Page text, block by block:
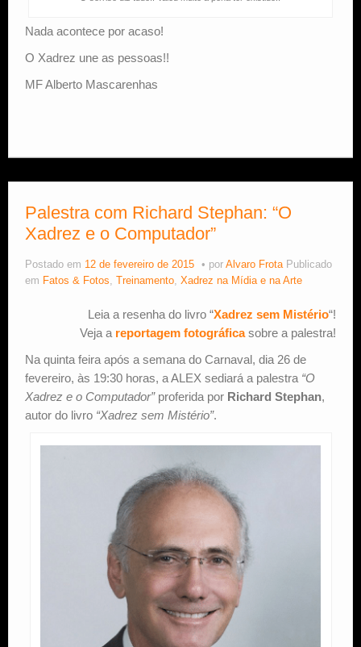
Nada acontece por acaso!
O Xadrez une as pessoas!!
MF Alberto Mascarenhas
Palestra com Richard Stephan: “O
Xadrez e o Computador”
Postado em 12 de fevereiro de 2015 por Alvaro Frota Publicado
em Fatos & Fotos, Treinamento, Xadrez na Mídia e na Arte
Leia a resenha do livro “Xadrez sem Mistério“!
Veja a reportagem fotográficasobre a palestra!
Na quinta feira após a semana do Carnaval, dia 26 de
fevereiro, às 19:30 horas, a ALEX sediará a palestra “O
Xadrez e o Computador”proferida por Richard Stephan,
autor do livro “Xadrez sem Mistério”.